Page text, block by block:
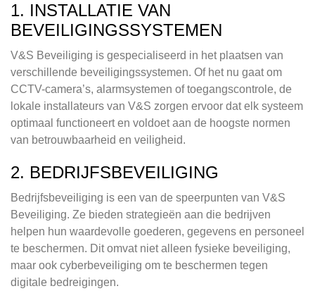
1. INSTALLATIE VAN
BEVEILIGINGSSYSTEMEN
V&S Beveiliging is gespecialiseerd in het plaatsen van
verschillende beveiligingssystemen. Of het nu gaat om
CCTV-camera’s, alarmsystemen of toegangscontrole, de
lokale installateurs van V&S zorgen ervoor dat elk systeem
optimaal functioneert en voldoet aan de hoogste normen
van betrouwbaarheid en veiligheid.
2. BEDRIJFSBEVEILIGING
Bedrijfsbeveiliging is een van de speerpunten van V&S
Beveiliging. Ze bieden strategieën aan die bedrijven
helpen hun waardevolle goederen, gegevens en personeel
te beschermen. Dit omvat niet alleen fysieke beveiliging,
maar ook cyberbeveiliging om te beschermen tegen
digitale bedreigingen.